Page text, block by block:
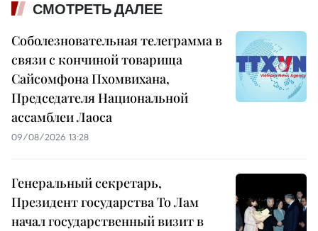
СМОТРЕТЬ ДАЛЕЕ
Соболезновательная телеграмма в
связи с кончиной товарища
Сайсомфона Пхомвихана,
Председателя Национальной
ассамблеи Лаоса
09/08/2026 13:28
Генеральный секретарь,
Президент государства То Лам
начал государственный визит в